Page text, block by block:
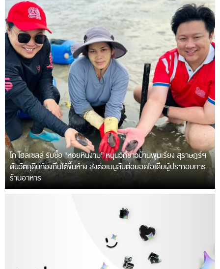
โก โฮลเซลล์ รับซื้อ “หอยหินงาม” หนุนวิถีชาวบ้านพุมเรียง สุราษฎร์ฯ
ดันวัตถุดิบท้องถิ่นใต้ขึ้นห้าง ส่งต่อเมนูลับต่อยอดไอเดียผู้ประกอบการ
ร้านอาหาร